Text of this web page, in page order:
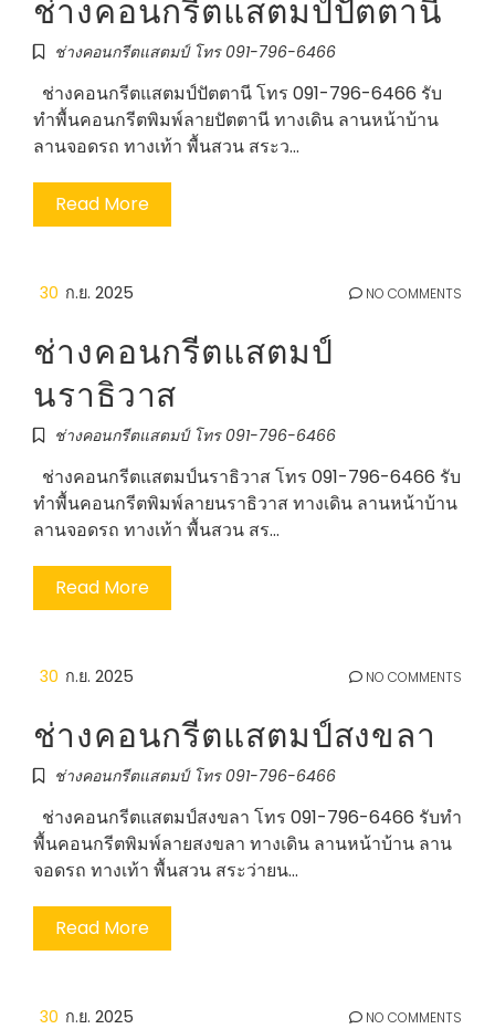
ช่างคอนกรีตแสตมป์ โทร 091-796-6466
ช่างคอนกรีตแสตมป์ปัตตานี โทร 091-796-6466 รับ
ทำพื้นคอนกรีตพิมพ์ลายปัตตานี ทางเดิน ลานหน้าบ้าน
ลานจอดรถ ทางเท้า พื้นสวน สระว…
Read More
30 ก.ย. 2025 NO COMMENTS
ช่างคอนกรีตแสตมป์
นราธิวาส
ช่างคอนกรีตแสตมป์ โทร 091-796-6466
ช่างคอนกรีตแสตมป์นราธิวาส โทร 091-796-6466 รับ
ทำพื้นคอนกรีตพิมพ์ลายนราธิวาส ทางเดิน ลานหน้าบ้าน
ลานจอดรถ ทางเท้า พื้นสวน สร…
Read More
30 ก.ย. 2025 NO COMMENTS
ช่างคอนกรีตแสตมป์สงขลา
ช่างคอนกรีตแสตมป์ โทร 091-796-6466
ช่างคอนกรีตแสตมป์สงขลา โทร 091-796-6466 รับทำ
พื้นคอนกรีตพิมพ์ลายสงขลา ทางเดิน ลานหน้าบ้าน ลาน
จอดรถ ทางเท้า พื้นสวน สระว่ายน…
Read More
30 ก.ย. 2025 NO COMMENTS